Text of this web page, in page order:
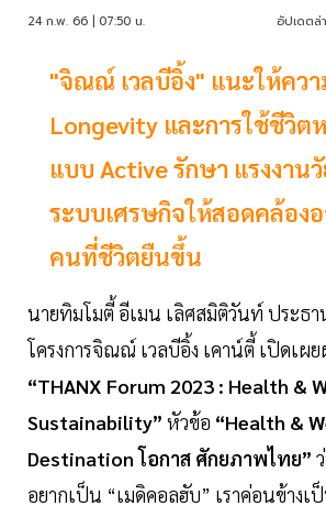
24 ก.พ. 66 | 07:50 น. อัปเดตล่
"จิณณ์ เวลบีอิ้ง" แนะให้คว
Longevity และการใช้ชีวิต
แบบ Active รักษา แรงงาน
ระบบเศรษกิจให้สอดคล้องอ
คนที่ชีวิตยืนขึ้น
นายทิมโมตี้ อีเมน เลิศสมิติวันท์ ประธ
โครงการจิณณ์ เวลบีอิ้ง เคาน์ตี้ เปิดเผ
“THANX Forum 2023 : Health &
Sustainability” หัวข้อ “Health &
Destination โอกาส ศักยภาพไทย”
อยากเป็น “เมดิคอลฮับ” เราค่อนข้างเ